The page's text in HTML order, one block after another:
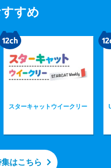
すめ
U字工事の旅！発見
はこちら